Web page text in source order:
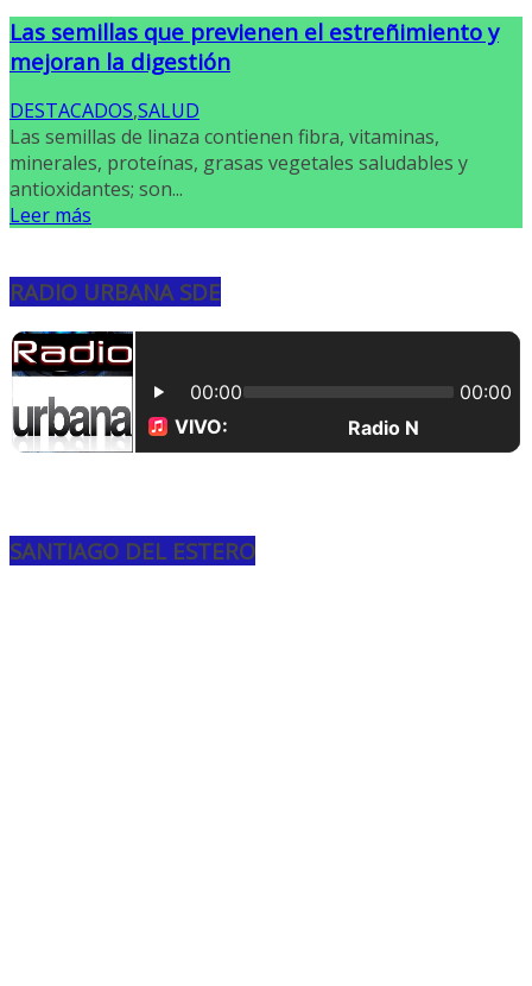
Las semillas que previenen el estreñimiento y
mejoran la digestión
DESTACADOS,SALUD
Las semillas de linaza contienen fibra, vitaminas,
minerales, proteínas, grasas vegetales saludables y
antioxidantes; son...
Leer más
RADIO URBANA SDE
SANTIAGO DEL ESTERO